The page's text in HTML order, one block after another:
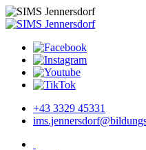
+43 3329 45331